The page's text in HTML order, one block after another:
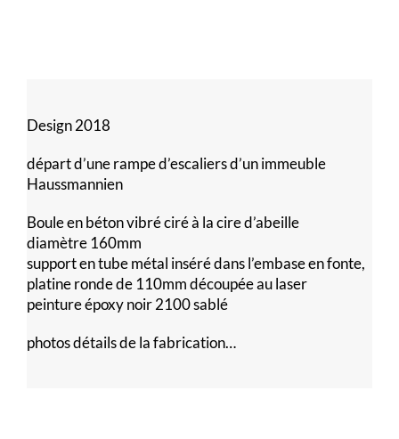
Design 2018
départ d’une rampe d’escaliers d’un immeuble
Haussmannien
Boule en béton vibré ciré à la cire d’abeille
diamètre 160mm
support en tube métal inséré dans l’embase en fonte,
platine ronde de 110mm découpée au laser
peinture époxy noir 2100 sablé
photos détails de la fabrication…